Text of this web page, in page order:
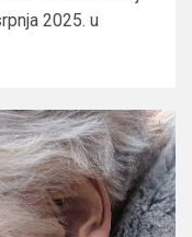
2025. u